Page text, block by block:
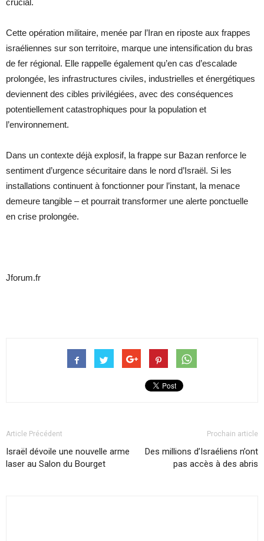
Cette opération militaire, menée par l’Iran en riposte aux frappes
israéliennes sur son territoire, marque une intensification du bras
de fer régional. Elle rappelle également qu’en cas d’escalade
prolongée, les infrastructures civiles, industrielles et énergétiques
deviennent des cibles privilégiées, avec des conséquences
potentiellement catastrophiques pour la population et
l’environnement.
Dans un contexte déjà explosif, la frappe sur Bazan renforce le
sentiment d’urgence sécuritaire dans le nord d’Israël. Si les
installations continuent à fonctionner pour l’instant, la menace
demeure tangible – et pourrait transformer une alerte ponctuelle
en crise prolongée.
Jforum.fr
Article Précédent
Israël dévoile une nouvelle arme
laser au Salon du Bourget
Prochain article
Des millions d’Israéliens n’ont
pas accès à des abris